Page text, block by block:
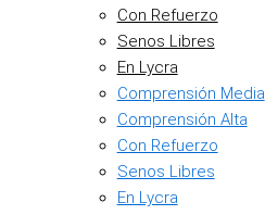
Con Refuerzo
Senos Libres
En Lycra
Comprensión Media
Comprensión Alta
Con Refuerzo
Senos Libres
En Lycra